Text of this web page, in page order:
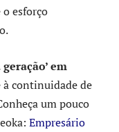
esforço
em
à continuidade de
um pouco
Empresário